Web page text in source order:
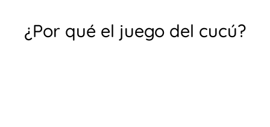
¿Por qué el juego del cucú?